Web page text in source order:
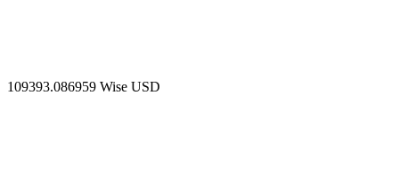
109393.086959 Wise USD